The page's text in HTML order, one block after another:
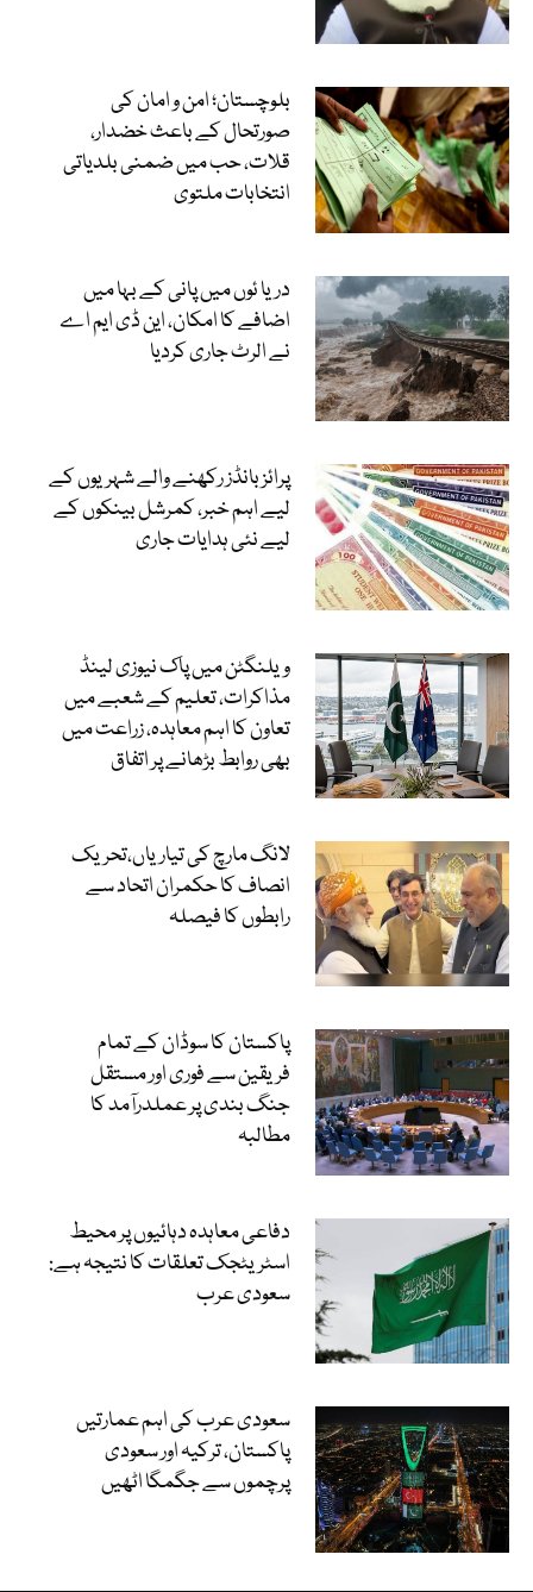
بلوچستان؛ امن و امان کی
صورتحال کے باعث خضدار،
قلات، حب میں ضمنی بلدیاتی
انتخابات ملتوی
دریا ئوں میں پانی کے بہا میں
اضافے کا امکان، این ڈی ایم اے
نے الرٹ جاری کردیا
پرائز بانڈز رکھنے والے شہریوں کے
لیے اہم خبر، کمرشل بینکوں کے
لیے نئی ہدایات جاری
ویلنگٹن میں پاک نیوزی لینڈ
مذاکرات، تعلیم کے شعبے میں
تعاون کا اہم معاہدہ، زراعت میں
بھی روابط بڑھانے پر اتفاق
لانگ مارچ کی تیاریاں،تحریک
انصاف کا حکمران اتحاد سے
رابطوں کا فیصلہ
پاکستان کا سوڈان کے تمام
فریقین سے فوری اور مستقل
جنگ بندی پر عملدرآمد کا
مطالبہ
دفاعی معاہدہ دہائیوں پر محیط
اسٹریٹجک تعلقات کا نتیجہ ہے:
سعودی عرب
سعودی عرب کی اہم عمارتیں
پاکستان، ترکیہ اور سعودی
پرچموں سے جگمگا اٹھیں